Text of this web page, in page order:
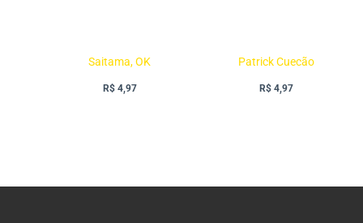
Saitama, OK
R$4,97
Patrick Cuecão
R$ 4,97